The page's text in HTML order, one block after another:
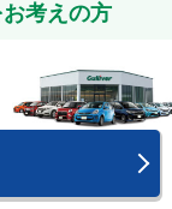
考えの方